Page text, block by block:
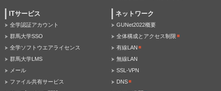
ITサービス
全学認証アカウント
群馬大学SSO
全学ソフトウエアライセンス
群馬大学LMS
メール
ファイル共有サービス
ネットワーク
GUNet2022概要
全体構成とアクセス制限
有線LAN
無線LAN
SSL-VPN
DNS